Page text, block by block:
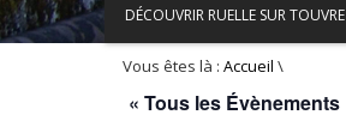
DÉCOUVRIR RUELLE SUR TOUVRE
Vous êtes là : Accueil \
« Tous les Évènements